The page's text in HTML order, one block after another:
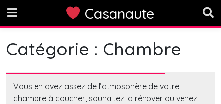
content
Casanaute
Catégorie : Chambre
Vous en avez assez de l’atmosphère de votre
chambre à coucher, souhaitez la rénover ou venez